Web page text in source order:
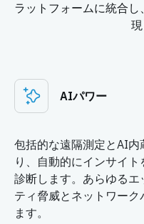
り、自動的にインサイ
診断します。あらゆるエ
ティ脅威とネットワーク
ます。